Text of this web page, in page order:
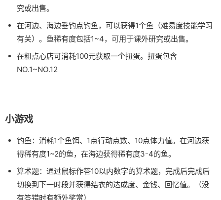
究或出售。
在河边、海边垂钓点钓鱼，可以获得1个鱼（难易度技能学习
有关）。鱼稀有度包括1~4，可用于课外研究或出售。
在粗点心店可消耗100元获取一个扭蛋。扭蛋包含
NO.1~NO.12
小游戏
钓鱼：消耗1个鱼饵、1点行动点数、10点体力值。在河边获
得稀有度1~2的鱼，在海边获得稀有度3-4的鱼。
算术题：通过鼠标作答10以内数字的算术题，完成后完成后
切换到下一时段并获得结衣的达成度、金钱、回忆值。（没
有答错时有额外奖赏）